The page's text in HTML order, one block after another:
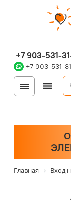
+7 903-531-
+7 903-531-
Главная Вход